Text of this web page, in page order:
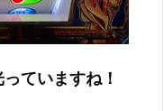
ていますね！